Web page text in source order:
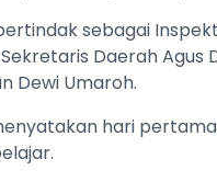
sebagai
Daerah Agus
Dewi Umaroh.
hari